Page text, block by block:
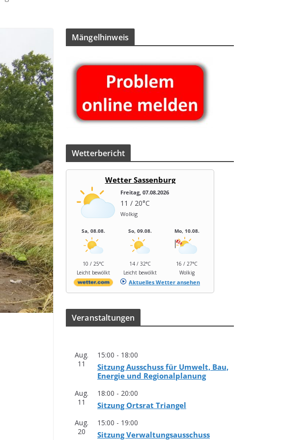
Män­gel­hin­weis
Wet­ter­be­richt
Wetter Sassenburg
Freitag, 07.08.2026
11 / 20°C
Wolkig
Sa, 08.08.
10 / 25°C
Leicht bewölkt
So, 09.08.
14 / 32°C
Leicht bewölkt
Mo, 10.08.
16 / 27°C
Wolkig
Aktuelles Wetter ansehen
Ver­an­stal­tun­gen
Aug.
11
15:00 - 18:00
Sit­zung Aus­schuss für Umwelt, Bau,
Ener­gie und Regionalplanung
Aug.
11
18:00 - 20:00
Sit­zung Orts­rat Triangel
Aug.
20
15:00 - 19:00
Sit­zung Verwaltungsausschuss